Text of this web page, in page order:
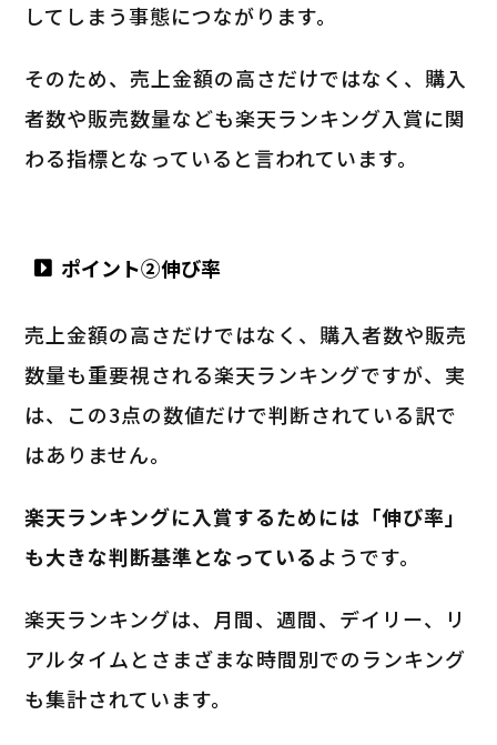
してしまう事態につながります。
そのため、売上金額の高さだけではなく、購入
者数や販売数量なども楽天ランキング入賞に関
わる指標となっていると言われています。
ポイント②伸び率
売上金額の高さだけではなく、購入者数や販売
数量も重要視される楽天ランキングですが、実
は、この3点の数値だけで判断されている訳で
はありません。
楽天ランキングに入賞するためには「伸び率」
も大きな判断基準となっているようです。
楽天ランキングは、月間、週間、デイリー、リ
アルタイムとさまざまな時間別でのランキング
も集計されています。